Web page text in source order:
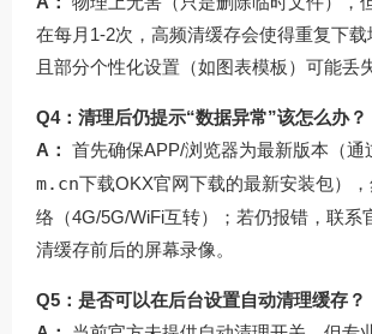
在每月1-2次，高频清缓存会使得重复下载
且部分个性化设置（如图表模板）可能丢失
Q4：清理后仍提示“数据异常”该怎么办？
A： 首先确保APP/浏览器为最新版本（通
m.cn下载OKX官网下载的最新安装包）
络（4G/5G/WiFi互转）；若仍报错，联系
清缓存前后的屏幕录像。
Q5：是否可以在后台设置自动清理缓存？